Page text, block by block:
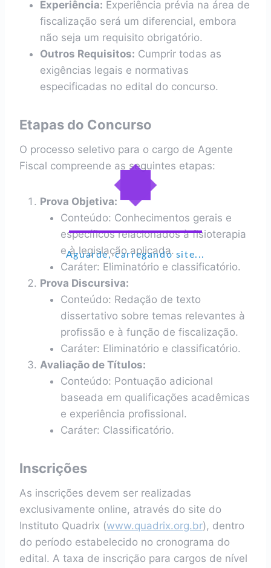
Aguarde, carregando site...
Experiência: Experiência prévia na área de
fiscalização será um diferencial, embora
não seja um requisito obrigatório.
Outros Requisitos: Cumprir todas as
exigências legais e normativas
especificadas no edital do concurso.
Etapas do Concurso
O processo seletivo para o cargo de Agente
Fiscal compreende as seguintes etapas:
Prova Objetiva:
Conteúdo: Conhecimentos gerais e
específicos relacionados à fisioterapia
e à legislação aplicada.
Caráter: Eliminatório e classificatório.
Prova Discursiva:
Conteúdo: Redação de texto
dissertativo sobre temas relevantes à
profissão e à função de fiscalização.
Caráter: Eliminatório e classificatório.
Avaliação de Títulos:
Conteúdo: Pontuação adicional
baseada em qualificações acadêmicas
e experiência profissional.
Caráter: Classificatório.
Inscrições
As inscrições devem ser realizadas
exclusivamente online, através do site do
Instituto Quadrix (www.quadrix.org.br), dentro
do período estabelecido no cronograma do
edital. A taxa de inscrição para cargos de nível